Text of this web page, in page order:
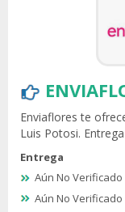
Enviaflores te
Luis Potosi.
Entrega
Aún No Verificado
Aún No Verificado